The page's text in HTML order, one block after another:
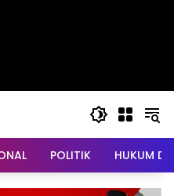
POLITIK HUKUM